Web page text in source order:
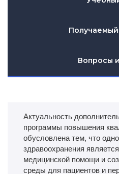
Вопросы
Актуальность
программы повышения
обусловлена тем, что
здравоохранения
медицинской помощи и
среды для пациентов и